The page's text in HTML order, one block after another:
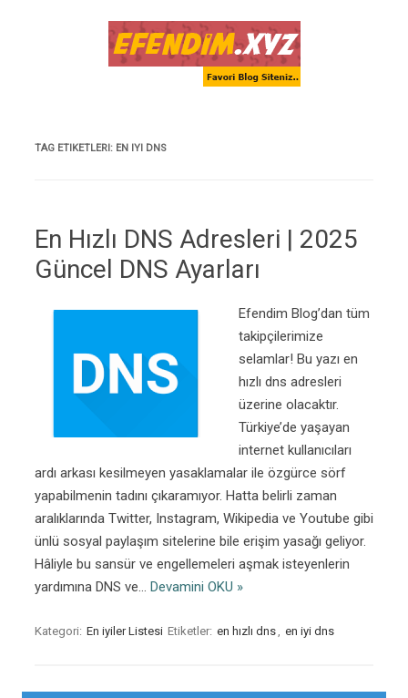
TAG ETIKETLERI: EN IYI DNS
En Hızlı DNS Adresleri | 2025
Güncel DNS Ayarları
Efendim Blog’dan tüm
takipçilerimize
selamlar! Bu yazı en
hızlı dns adresleri
üzerine olacaktır.
Türkiye’de yaşayan
internet kullanıcıları
ardı arkası kesilmeyen yasaklamalar ile özgürce sörf
yapabilmenin tadını çıkaramıyor. Hatta belirli zaman
aralıklarında Twitter, Instagram, Wikipedia ve Youtube gibi
ünlü sosyal paylaşım sitelerine bile erişim yasağı geliyor.
Hâliyle bu sansür ve engellemeleri aşmak isteyenlerin
yardımına DNS ve… Devamini OKU »
Kategori: En iyiler Listesi Etiketler: en hızlı dns, en iyi dns